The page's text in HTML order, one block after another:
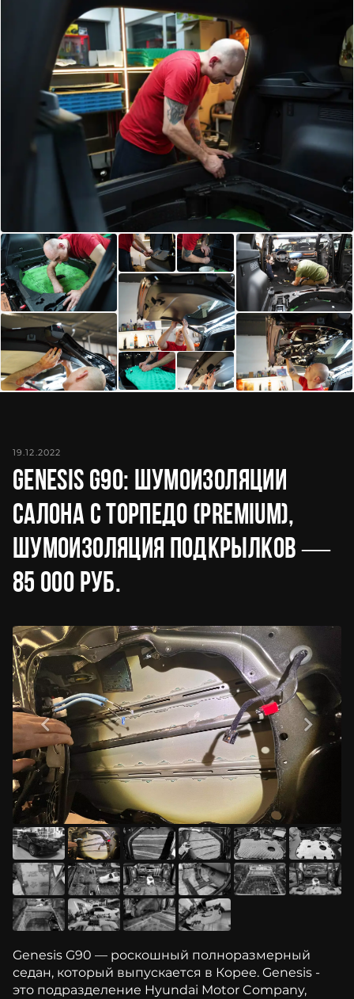
19.12.2022
Genesis G90: шумоизоляции
салона с торпедо (PREMIUM),
шумоизоляция подкрылков —
85 000 руб.
Genesis G90 — роскошный полноразмерный
седан, который выпускается в Корее. Genesis -
это подразделение Hyundai Motor Company,